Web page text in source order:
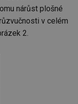
nárůst plošné
v celém
2.